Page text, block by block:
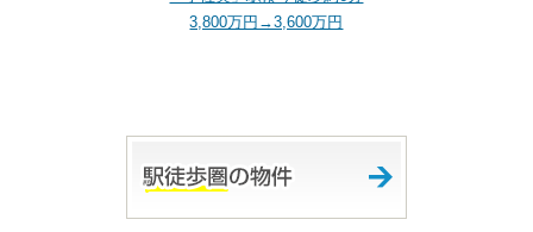
3,800万円→3,600万円